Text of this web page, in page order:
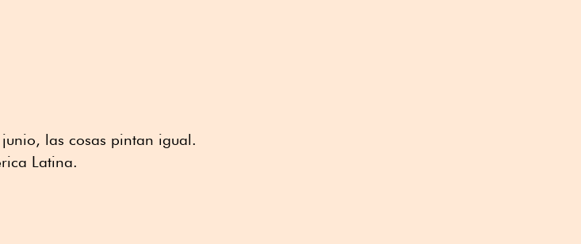
las cosas pintan igual.
Latina.